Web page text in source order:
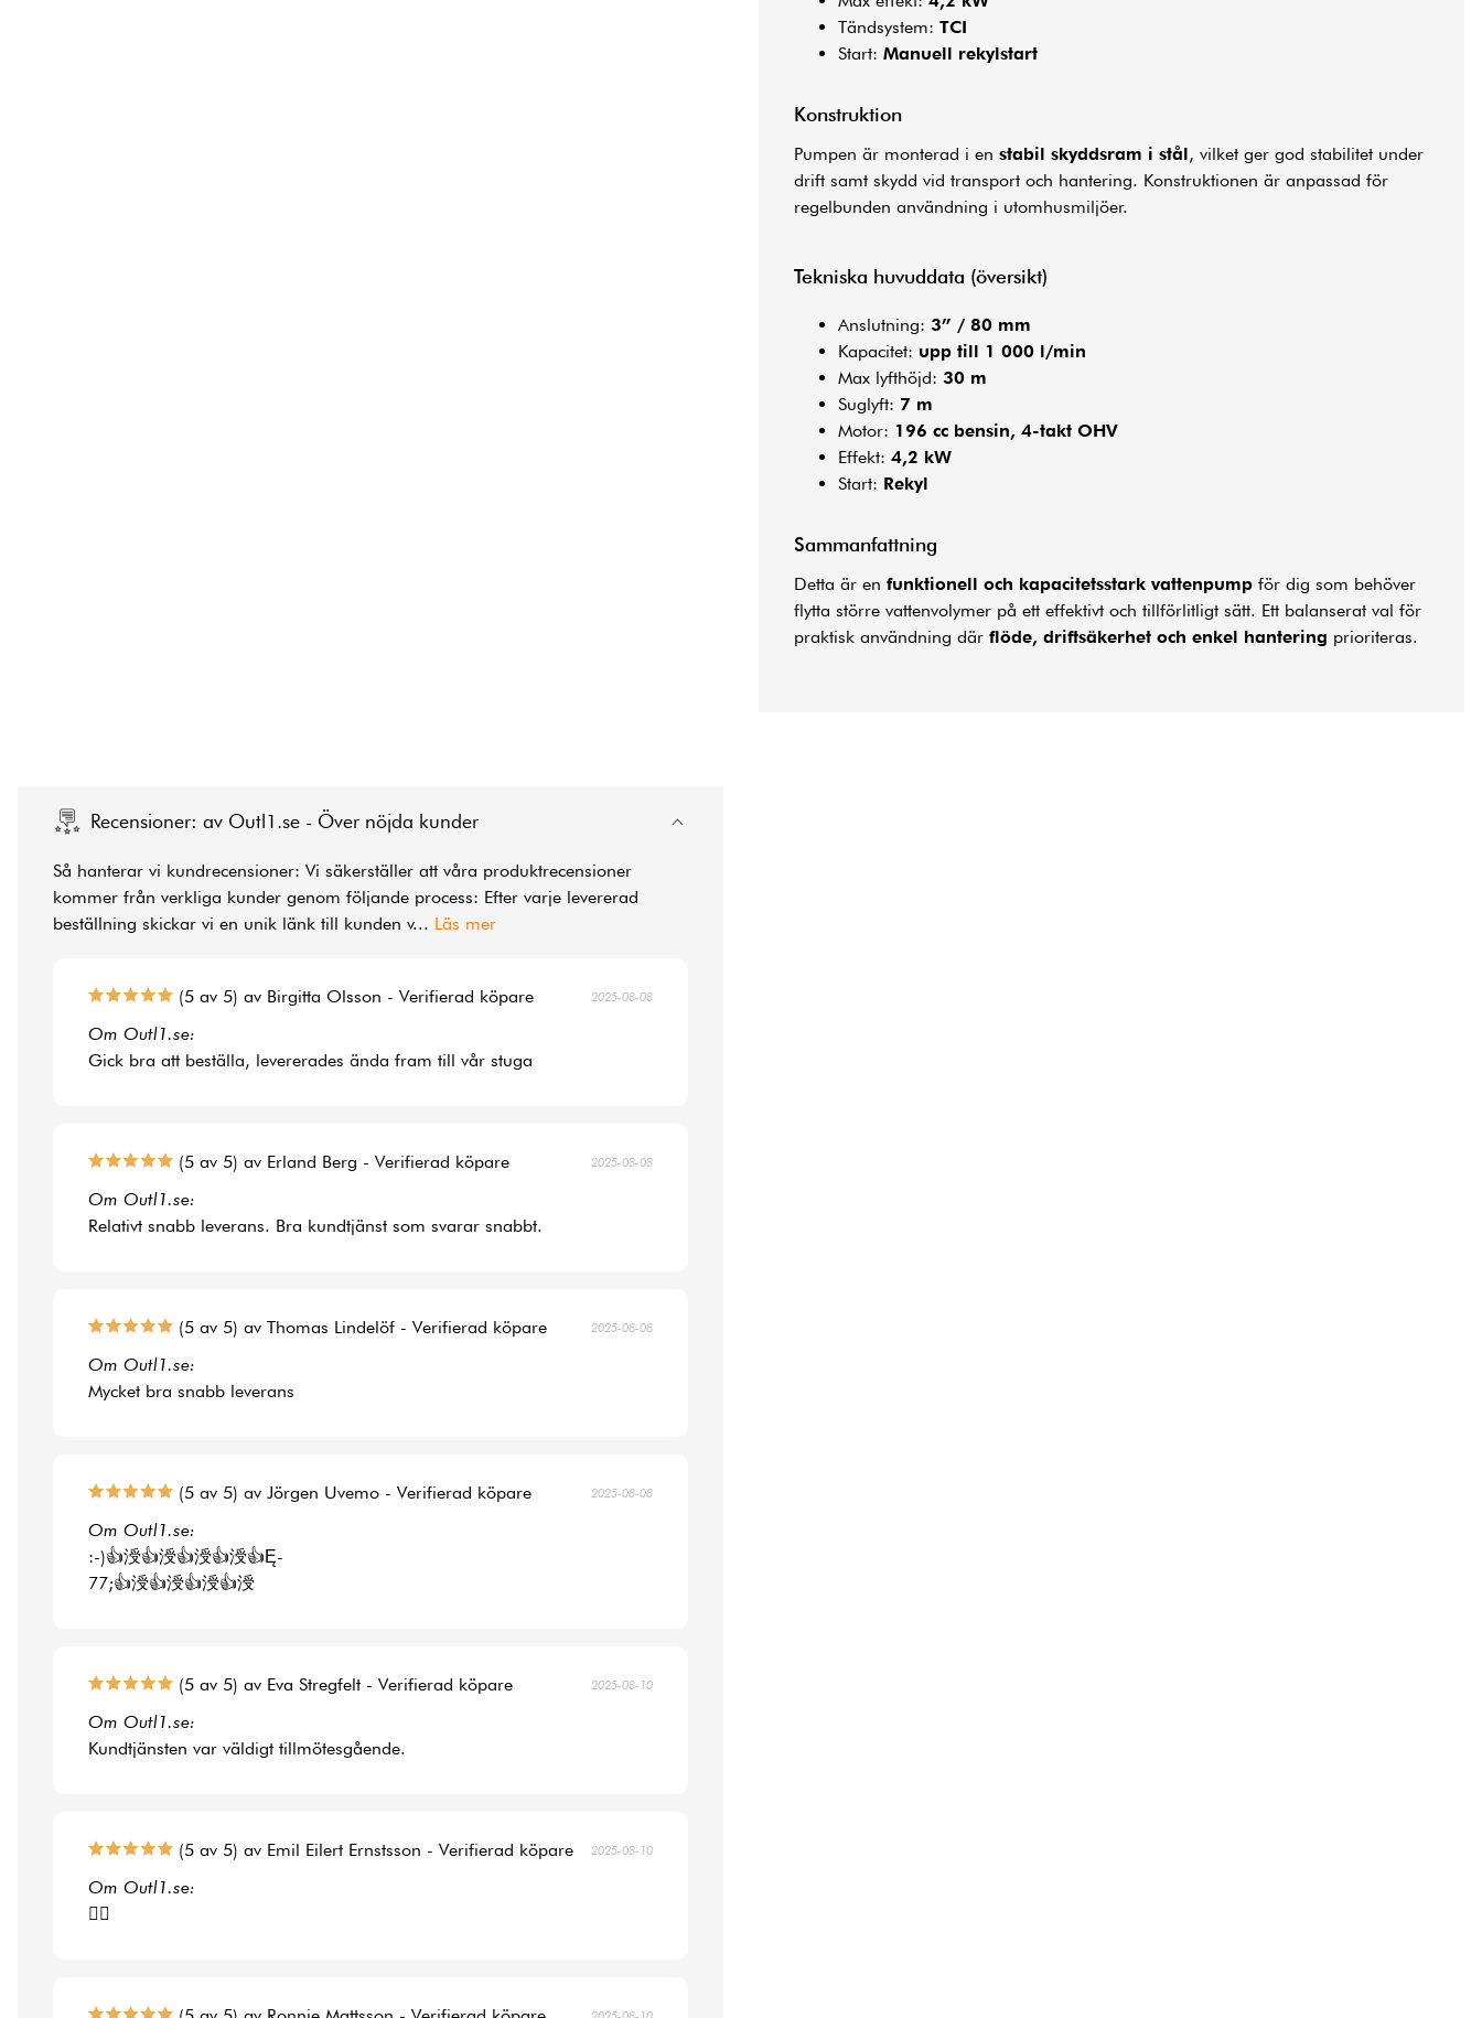
Tändsystem: TCI
Start: Manuell rekylstart
Konstruktion
Pumpen är monterad i en stabil skyddsram i stål, vilket ger god stabilitet under
drift samt skydd vid transport och hantering. Konstruktionen är anpassad för
regelbunden användning i utomhusmiljöer.
Tekniska huvuddata (översikt)
Anslutning: 3” / 80 mm
Kapacitet: upp till 1 000 l/min
Max lyfthöjd: 30 m
Suglyft: 7 m
Motor: 196 cc bensin, 4-takt OHV
Effekt: 4,2 kW
Start: Rekyl
Sammanfattning
Detta är en funktionell och kapacitetsstark vattenpump för dig som behöver
flytta större vattenvolymer på ett effektivt och tillförlitligt sätt. Ett balanserat val för
praktisk användning där flöde, driftsäkerhet och enkel hantering prioriteras.
Recensioner: av Outl1.se - Över nöjda kunder
Så hanterar vi kundrecensioner: Vi säkerställer att våra produktrecensioner
kommer från verkliga kunder genom följande process: Efter varje levererad
beställning skickar vi en unik länk till kunden v... Läs mer
(5 av 5) av Birgitta Olsson - Verifierad köpare 2025-08-08
Om Outl1.se:
Gick bra att beställa, levererades ända fram till vår stuga
(5 av 5) av Erland Berg - Verifierad köpare 2025-08-08
Om Outl1.se:
Relativt snabb leverans. Bra kundtjänst som svarar snabbt.
(5 av 5) av Thomas Lindelöf - Verifierad köpare 2025-08-08
Om Outl1.se:
Mycket bra snabb leverans
(5 av 5) av Jörgen Uvemo - Verifierad köpare 2025-08-08
Om Outl1.se:
:-)👍涭👍涭👍涭👍涭👍Ę-
77;👍涭👍涭👍涭👍涭
(5 av 5) av Eva Stregfelt - Verifierad köpare 2025-08-10
Om Outl1.se:
Kundtjänsten var väldigt tillmötesgående.
(5 av 5) av Emil Eilert Ernstsson - Verifierad köpare 2025-08-10
Om Outl1.se:
👍🏻